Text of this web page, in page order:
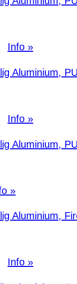
Info »
Aluminium,
Info »
Aluminium,
»
Aluminium,
Info »